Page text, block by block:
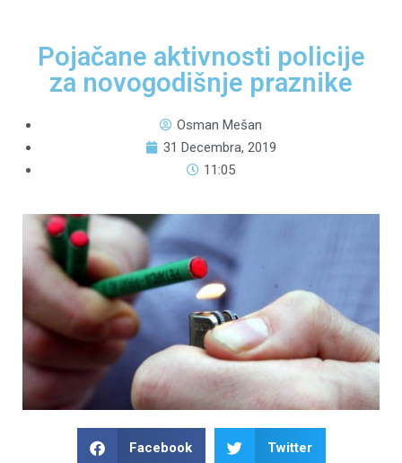
Pojačane aktivnosti policije
za novogodišnje praznike
Osman Mešan
31 Decembra, 2019
11:05
Facebook Twitter